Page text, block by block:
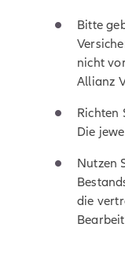
Bitte
nicht
Allianz
Richten
Die
Nutzen
die